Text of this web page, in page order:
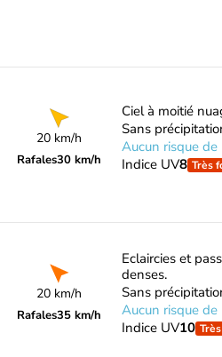
20 km/h
Rafales30 km/h
Ciel à moitié
Sans
Aucun risque de
Indice UV8 Très
20 km/h
Rafales35 km/h
Eclaircies et
denses.
Sans
Aucun risque de
Indice UV10